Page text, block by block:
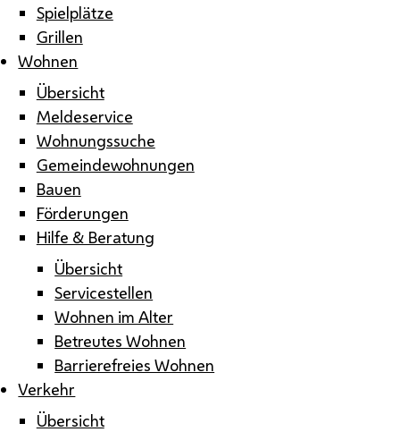
Spielplätze
Grillen
Wohnen
Übersicht
Meldeservice
Wohnungssuche
Gemeindewohnungen
Bauen
Förderungen
Hilfe & Beratung
Übersicht
Servicestellen
Wohnen im Alter
Betreutes Wohnen
Barrierefreies Wohnen
Verkehr
Übersicht